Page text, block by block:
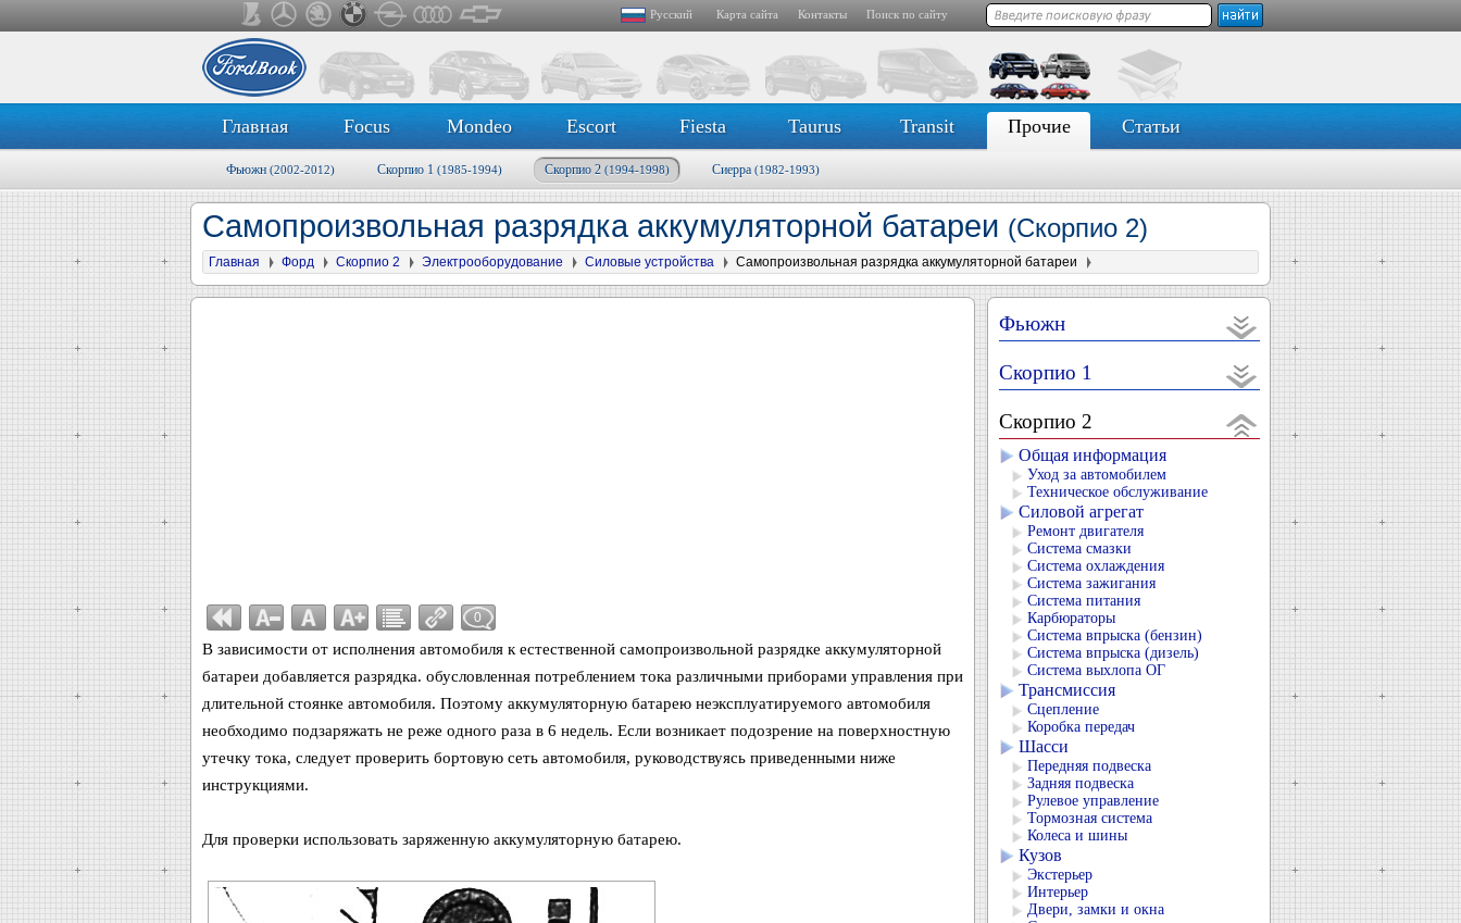
Русский Карта сайта Контакты Поиск по сайту
Главная Focus Mondeo Escort Fiesta Taurus Transit Прочие Статьи
Фьюжн (2002-2012) Скорпио 1 (1985-1994) Скорпио 2 (1994-1998) Сиерра (1982-1993)
Самопроизвольная разрядка аккумуляторной батареи (Скорпио 2)
Главная Форд Скорпио 2 Электрооборудование Силовые устройства Самопроизвольная разрядка аккумуляторной батареи
0
В зависимости от исполнения автомобиля к естественной самопроизвольной разрядке аккумуляторной
батареи добавляется разрядка. обусловленная потреблением тока различными приборами управления при
длительной стоянке автомобиля. Поэтому аккумуляторную батарею неэксплуатируемого автомобиля
необходимо подзаряжать не реже одного раза в 6 недель. Если возникает подозрение на поверхностную
утечку тока, следует проверить бортовую сеть автомобиля, руководствуясь приведенными ниже
инструкциями.
Для проверки использовать заряженную аккумуляторную батарею.
Фьюжн
Скорпио 1
Скорпио 2
Общая информация
Уход за автомобилем
Техническое обслуживание
Силовой агрегат
Ремонт двигателя
Система смазки
Система охлаждения
Система зажигания
Система питания
Карбюраторы
Система впрыска (бензин)
Система впрыска (дизель)
Система выхлопа ОГ
Трансмиссия
Сцепление
Коробка передач
Шасси
Передняя подвеска
Задняя подвеска
Рулевое управление
Тормозная система
Колеса и шины
Кузов
Экстерьер
Интерьер
Двери, замки и окна